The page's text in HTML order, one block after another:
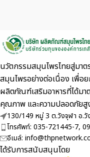
นวัตกรรมสมุนไพรไทยสู่ม
สมุนไพรอย่างต่อเนื่อง เพื่อ
ผลิตภัณฑ์เสริมอาหารที่ไ
คุณภาพ และความปลอดภัยสู
130/149 หมู่ 3 ต.วังจุฬา อ.
โทรศัพท์: 035-721445-7,
อีเมล์:
ได้รับการสนับสนุนโดย